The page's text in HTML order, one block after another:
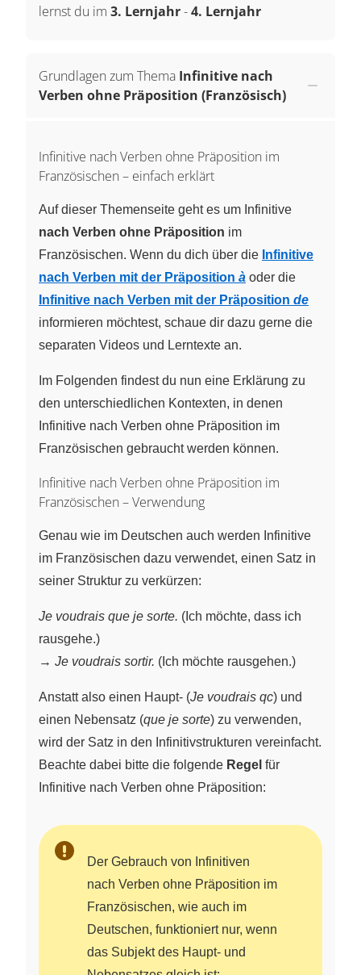
lernst du im 3. Lernjahr-4. Lernjahr
Grundlagen zum Thema Infinitive nach
Verben ohne Präposition (Französisch)
Infinitive nach Verben ohne Präposition im
Französischen – einfach erklärt
Auf dieser Themenseite geht es um Infinitive
nach Verben ohne Präposition im
Französischen. Wenn du dich über die Infinitive
nach Verben mit der Präposition à oder die
Infinitive nach Verben mit der Präposition de
informieren möchtest, schaue dir dazu gerne die
separaten Videos und Lerntexte an.
Im Folgenden findest du nun eine Erklärung zu
den unterschiedlichen Kontexten, in denen
Infinitive nach Verben ohne Präposition im
Französischen gebraucht werden können.
Infinitive nach Verben ohne Präposition im
Französischen – Verwendung
Genau wie im Deutschen auch werden Infinitive
im Französischen dazu verwendet, einen Satz in
seiner Struktur zu verkürzen:
Je voudrais que je sorte. (Ich möchte, dass ich
rausgehe.)
→ Je voudrais sortir. (Ich möchte rausgehen.)
Anstatt also einen Haupt- (Je voudrais qc) und
einen Nebensatz (que je sorte) zu verwenden,
wird der Satz in den Infinitivstrukturen vereinfacht.
Beachte dabei bitte die folgende Regel für
Infinitive nach Verben ohne Präposition:
Der Gebrauch von Infinitiven
nach Verben ohne Präposition im
Französischen, wie auch im
Deutschen, funktioniert nur, wenn
das Subjekt des Haupt- und